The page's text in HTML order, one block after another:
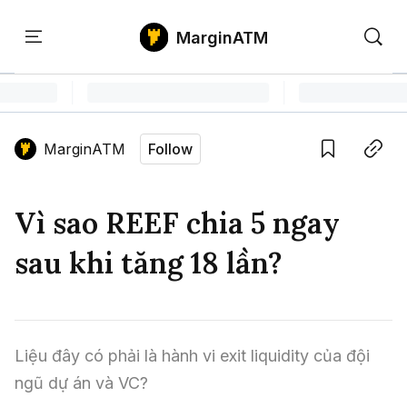
Home
Tin Tức Bitcoin
Tin Tức Altcoin
Tin Tức Thị Trường
Phân Tích Bitcoin
Phân Tích Ethereum
Phân Tích Thị Trường
Thuật Ngữ Cơ Bản
Kiến Thức Tổng Hợp
Chỉ Báo Kỹ Thuật
Săn Gem
MarginATM
MarginATM Follow
Vì sao REEF chia 5 ngay
sau khi tăng 18 lần?
Liệu đây có phải là hành vi exit liquidity của đội
ngũ dự án và VC?